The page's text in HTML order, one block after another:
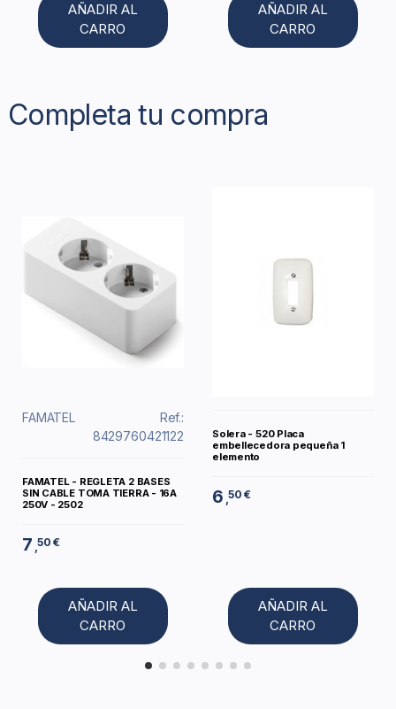
AÑADIR AL
CARRO
AÑADIR AL
CARRO
Completa tu compra
FAMATEL
Ref.:
8429760421122
FAMATEL - REGLETA 2 BASES
SIN CABLE TOMA TIERRA - 16A
250V - 2502
7 ,50 €
AÑADIR AL
CARRO
Solera - 520 Placa
embellecedora pequeña 1
elemento
6 ,50 €
AÑADIR AL
CARRO